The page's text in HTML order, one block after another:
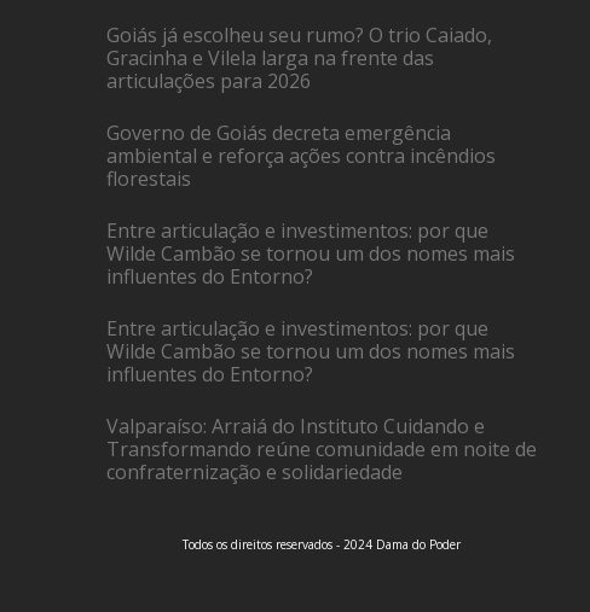
Goiás já escolheu seu rumo? O trio Caiado,
Gracinha e Vilela larga na frente das
articulações para 2026
Governo de Goiás decreta emergência
ambiental e reforça ações contra incêndios
florestais
Entre articulação e investimentos: por que
Wilde Cambão se tornou um dos nomes mais
influentes do Entorno?
Entre articulação e investimentos: por que
Wilde Cambão se tornou um dos nomes mais
influentes do Entorno?
Valparaíso: Arraiá do Instituto Cuidando e
Transformando reúne comunidade em noite de
confraternização e solidariedade
Todos os direitos reservados - 2024 Dama do Poder